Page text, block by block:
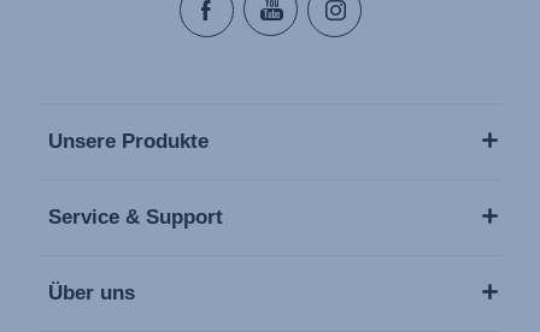
Unsere Produkte
Service & Support
Über uns